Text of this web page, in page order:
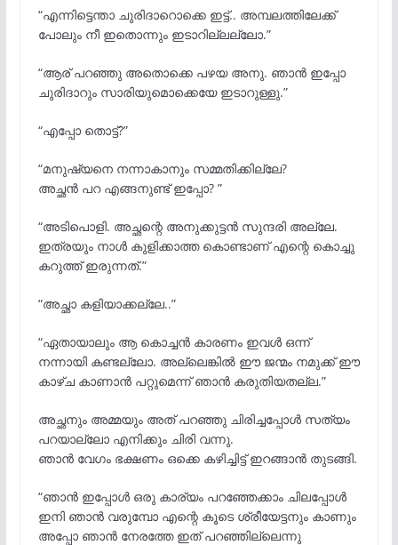
“എന്നിട്ടെന്താ ചുരിദാറൊക്കെ ഇട്ട്.. അമ്പലത്തിലേക്ക്
പോലും നീ ഇതൊന്നും ഇടാറില്ലല്ലോ.”
“ആര് പറഞ്ഞു അതൊക്കെ പഴയ അനു. ഞാൻ ഇപ്പോ
ചുരിദാറും സാരിയുമൊക്കെയേ ഇടാറുള്ളു.”
“എപ്പോ തൊട്ട്?”
“മനുഷ്യനെ നന്നാകാനും സമ്മതിക്കില്ലേ?
അച്ഛൻ പറ എങ്ങനുണ്ട് ഇപ്പോ? ”
“അടിപൊളി. അച്ഛന്റെ അനുക്കുട്ടൻ സുന്ദരി അല്ലേ.
ഇത്രയും നാൾ കുളിക്കാത്ത കൊണ്ടാണ് എന്റെ കൊച്ചു
കറുത്ത് ഇരുന്നത്.”
“അച്ഛാ കളിയാക്കല്ലേ..”
“ഏതായാലും ആ കൊച്ചൻ കാരണം ഇവൾ ഒന്ന്
നന്നായി കണ്ടല്ലോ. അല്ലെങ്കിൽ ഈ ജന്മം നമുക്ക് ഈ
കാഴ്ച കാണാൻ പറ്റുമെന്ന് ഞാൻ കരുതിയതല്ല.”
അച്ഛനും അമ്മയും അത് പറഞ്ഞു ചിരിച്ചപ്പോൾ സത്യം
പറയാല്ലോ എനിക്കും ചിരി വന്നു.
ഞാൻ വേഗം ഭക്ഷണം ഒക്കെ കഴിച്ചിട്ട് ഇറങ്ങാൻ തുടങ്ങി.
“ഞാൻ ഇപ്പോൾ ഒരു കാര്യം പറഞ്ഞേക്കാം ചിലപ്പോൾ
ഇനി ഞാൻ വരുമ്പോ എന്റെ കൂടെ ശ്രീയേട്ടനും കാണും
അപ്പോ ഞാൻ നേരത്തേ ഇത് പറഞ്ഞില്ലെന്നു